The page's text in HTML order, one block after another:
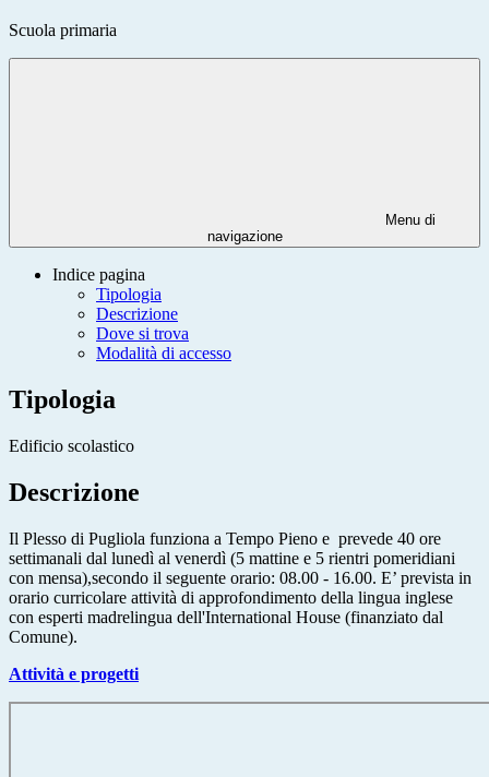
Scuola primaria
Menu di
navigazione
Indice pagina
Tipologia
Descrizione
Dove si trova
Modalità di accesso
Tipologia
Edificio scolastico
Descrizione
Il Plesso di Pugliola funziona a Tempo Pieno e prevede 40 ore
settimanali dal lunedì al venerdì (5 mattine e 5 rientri pomeridiani
con mensa),secondo il seguente orario: 08.00 - 16.00. E’ prevista in
orario curricolare attività di approfondimento della lingua inglese
con esperti madrelingua dell'International House (finanziato dal
Comune).
Attività e progetti